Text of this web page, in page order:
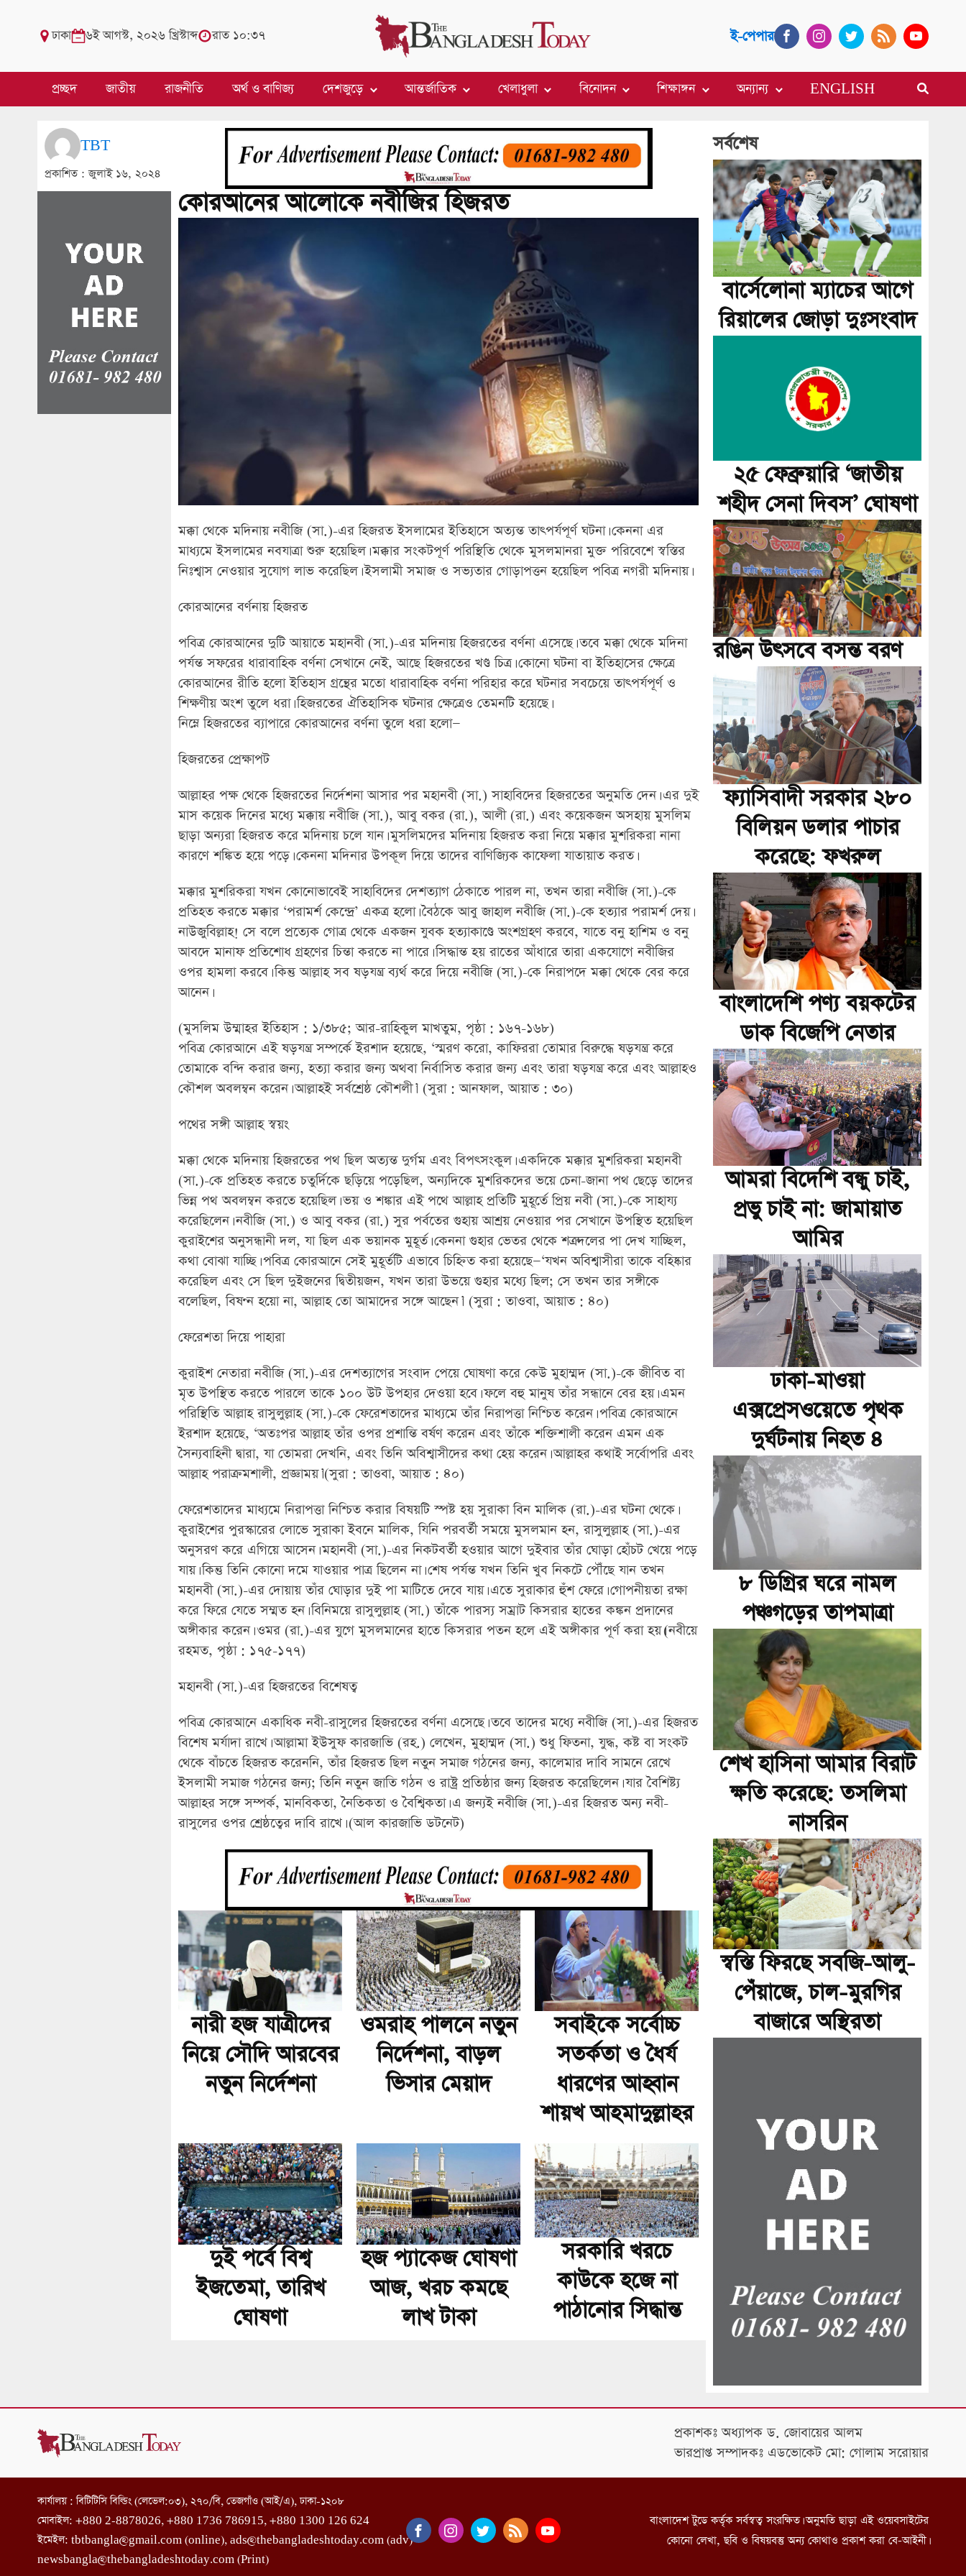
ঢাকা ৬ই আগস্ট, ২০২৬ খ্রিস্টাব্দ রাত ১০:৩৭ ই-পেপার
প্রচ্ছদ জাতীয় রাজনীতি অর্থ ও বাণিজ্য দেশজুড়ে আন্তর্জাতিক খেলাধুলা বিনোদন শিক্ষাঙ্গন অন্যান্য ENGLISH
TBT
প্রকাশিত :জুলাই ১৬, ২০২৪
কোরআনের আলোকে নবীজির হিজরত
মক্কা থেকে মদিনায় নবীজি (সা.)-এর হিজরত ইসলামের ইতিহাসে অত্যন্ত তাৎপর্যপূর্ণ ঘটনা। কেননা এর
মাধ্যমে ইসলামের নবযাত্রা শুরু হয়েছিল। মক্কার সংকটপূর্ণ পরিস্থিতি থেকে মুসলমানরা মুক্ত পরিবেশে স্বস্তির
নিঃশ্বাস নেওয়ার সুযোগ লাভ করেছিল। ইসলামী সমাজ ও সভ্যতার গোড়াপত্তন হয়েছিল পবিত্র নগরী মদিনায়।
কোরআনের বর্ণনায় হিজরত
পবিত্র কোরআনের দুটি আয়াতে মহানবী (সা.)-এর মদিনায় হিজরতের বর্ণনা এসেছে। তবে মক্কা থেকে মদিনা
পর্যন্ত সফরের ধারাবাহিক বর্ণনা সেখানে নেই, আছে হিজরতের খণ্ড চিত্র। কোনো ঘটনা বা ইতিহাসের ক্ষেত্রে
কোরআনের রীতি হলো ইতিহাস গ্রন্থের মতো ধারাবাহিক বর্ণনা পরিহার করে ঘটনার সবচেয়ে তাৎপর্যপূর্ণ ও
শিক্ষণীয় অংশ তুলে ধরা। হিজরতের ঐতিহাসিক ঘটনার ক্ষেত্রেও তেমনটি হয়েছে।
নিম্নে হিজরতের ব্যাপারে কোরআনের বর্ণনা তুলে ধরা হলো—
হিজরতের প্রেক্ষাপট
আল্লাহর পক্ষ থেকে হিজরতের নির্দেশনা আসার পর মহানবী (সা.) সাহাবিদের হিজরতের অনুমতি দেন। এর দুই
মাস কয়েক দিনের মধ্যে মক্কায় নবীজি (সা.), আবু বকর (রা.), আলী (রা.) এবং কয়েকজন অসহায় মুসলিম
ছাড়া অন্যরা হিজরত করে মদিনায় চলে যান। মুসলিমদের মদিনায় হিজরত করা নিয়ে মক্কার মুশরিকরা নানা
কারণে শঙ্কিত হয়ে পড়ে। কেননা মদিনার উপকূল দিয়ে তাদের বাণিজ্যিক কাফেলা যাতায়াত করত।
মক্কার মুশরিকরা যখন কোনোভাবেই সাহাবিদের দেশত্যাগ ঠেকাতে পারল না, তখন তারা নবীজি (সা.)-কে
প্রতিহত করতে মক্কার ‘পরামর্শ কেন্দ্রে’ একত্র হলো। বৈঠকে আবু জাহাল নবীজি (সা.)-কে হত্যার পরামর্শ দেয়।
নাউজুবিল্লাহ! সে বলে প্রত্যেক গোত্র থেকে একজন যুবক হত্যাকাণ্ডে অংশগ্রহণ করবে, যাতে বনু হাশিম ও বনু
আবদে মানাফ প্রতিশোধ গ্রহণের চিন্তা করতে না পারে। সিদ্ধান্ত হয় রাতের আঁধারে তারা একযোগে নবীজির
ওপর হামলা করবে। কিন্তু আল্লাহ সব ষড়যন্ত্র ব্যর্থ করে দিয়ে নবীজি (সা.)-কে নিরাপদে মক্কা থেকে বের করে
আনেন।
(মুসলিম উম্মাহর ইতিহাস : ১/৩৮৫; আর-রাহিকুল মাখতুম, পৃষ্ঠা : ১৬৭-১৬৮)
পবিত্র কোরআনে এই ষড়যন্ত্র সম্পর্কে ইরশাদ হয়েছে, ‘স্মরণ করো, কাফিররা তোমার বিরুদ্ধে ষড়যন্ত্র করে
তোমাকে বন্দি করার জন্য, হত্যা করার জন্য অথবা নির্বাসিত করার জন্য এবং তারা ষড়যন্ত্র করে এবং আল্লাহও
কৌশল অবলম্বন করেন। আল্লাহই সর্বশ্রেষ্ঠ কৌশলী।’ (সুরা : আনফাল, আয়াত : ৩০)
পথের সঙ্গী আল্লাহ স্বয়ং
মক্কা থেকে মদিনায় হিজরতের পথ ছিল অত্যন্ত দুর্গম এবং বিপত্সংকুল। একদিকে মক্কার মুশরিকরা মহানবী
(সা.)-কে প্রতিহত করতে চতুর্দিকে ছড়িয়ে পড়েছিল, অন্যদিকে মুশরিকদের ভয়ে চেনা-জানা পথ ছেড়ে তাদের
ভিন্ন পথ অবলম্বন করতে হয়েছিল। ভয় ও শঙ্কার এই পথে আল্লাহ প্রতিটি মুহূর্তে প্রিয় নবী (সা.)-কে সাহায্য
করেছিলেন। নবীজি (সা.) ও আবু বকর (রা.) সুর পর্বতের গুহায় আশ্রয় নেওয়ার পর সেখানে উপস্থিত হয়েছিল
কুরাইশের অনুসন্ধানী দল, যা ছিল এক ভয়ানক মুহূর্ত। কেননা গুহার ভেতর থেকে শত্রুদলের পা দেখ যাচ্ছিল,
কথা বোঝা যাচ্ছি। পবিত্র কোরআনে সেই মুহূর্তটি এভাবে চিহ্নিত করা হয়েছে—‘যখন অবিশ্বাসীরা তাকে বহিষ্কার
করেছিল এবং সে ছিল দুইজনের দ্বিতীয়জন, যখন তারা উভয়ে গুহার মধ্যে ছিল; সে তখন তার সঙ্গীকে
বলেছিল, বিষণ্ন হয়ো না, আল্লাহ তো আমাদের সঙ্গে আছেন।’ (সুরা : তাওবা, আয়াত : ৪০)
ফেরেশতা দিয়ে পাহারা
কুরাইশ নেতারা নবীজি (সা.)-এর দেশত্যাগের সংবাদ পেয়ে ঘোষণা করে কেউ মুহাম্মদ (সা.)-কে জীবিত বা
মৃত উপস্থিত করতে পারলে তাকে ১০০ উট উপহার দেওয়া হবে। ফলে বহু মানুষ তাঁর সন্ধানে বের হয়। এমন
পরিস্থিতি আল্লাহ রাসুলুল্লাহ (সা.)-কে ফেরেশতাদের মাধ্যমে তাঁর নিরাপত্তা নিশ্চিত করেন। পবিত্র কোরআনে
ইরশাদ হয়েছে, ‘অতঃপর আল্লাহ তাঁর ওপর প্রশান্তি বর্ষণ করেন এবং তাঁকে শক্তিশালী করেন এমন এক
সৈন্যবাহিনী দ্বারা, যা তোমরা দেখনি, এবং তিনি অবিশ্বাসীদের কথা হেয় করেন। আল্লাহর কথাই সর্বোপরি এবং
আল্লাহ পরাক্রমশালী, প্রজ্ঞাময়।’(সুরা : তাওবা, আয়াত : ৪০)
ফেরেশতাদের মাধ্যমে নিরাপত্তা নিশ্চিত করার বিষয়টি স্পষ্ট হয় সুরাকা বিন মালিক (রা.)-এর ঘটনা থেকে।
কুরাইশের পুরস্কারের লোভে সুরাকা ইবনে মালিক, যিনি পরবর্তী সময়ে মুসলমান হন, রাসুলুল্লাহ (সা.)-এর
অনুসরণ করে এগিয়ে আসেন। মহানবী (সা.)-এর নিকটবর্তী হওয়ার আগে দুইবার তাঁর ঘোড়া হোঁচট খেয়ে পড়ে
যায়। কিন্তু তিনি কোনো দমে যাওয়ার পাত্র ছিলেন না। শেষ পর্যন্ত যখন তিনি খুব নিকটে পৌঁছে যান তখন
মহানবী (সা.)-এর দোয়ায় তাঁর ঘোড়ার দুই পা মাটিতে দেবে যায়। এতে সুরাকার হুঁশ ফেরে। গোপনীয়তা রক্ষা
করে ফিরে যেতে সম্মত হন। বিনিময়ে রাসুলুল্লাহ (সা.) তাঁকে পারস্য সম্রাট কিসরার হাতের কঙ্কন প্রদানের
অঙ্গীকার করেন। ওমর (রা.)-এর যুগে মুসলমানের হাতে কিসরার পতন হলে এই অঙ্গীকার পূর্ণ করা হয়।(নবীয়ে
রহমত, পৃষ্ঠা : ১৭৫-১৭৭)
মহানবী (সা.)-এর হিজরতের বিশেষত্ব
পবিত্র কোরআনে একাধিক নবী-রাসুলের হিজরতের বর্ণনা এসেছে। তবে তাদের মধ্যে নবীজি (সা.)-এর হিজরত
বিশেষ মর্যাদা রাখে। আল্লামা ইউসুফ কারজাভি (রহ.) লেখেন, মুহাম্মদ (সা.) শুধু ফিতনা, যুদ্ধ, কষ্ট বা সংকট
থেকে বাঁচতে হিজরত করেননি, তাঁর হিজরত ছিল নতুন সমাজ গঠনের জন্য, কালেমার দাবি সামনে রেখে
ইসলামী সমাজ গঠনের জন্য; তিনি নতুন জাতি গঠন ও রাষ্ট্র প্রতিষ্ঠার জন্য হিজরত করেছিলেন। যার বৈশিষ্ট্য
আল্লাহর সঙ্গে সম্পর্ক, মানবিকতা, নৈতিকতা ও বৈশ্বিকতা। এ জন্যই নবীজি (সা.)-এর হিজরত অন্য নবী-
রাসুলের ওপর শ্রেষ্ঠত্বের দাবি রাখে। (আল কারজাভি ডটনেট)
নারী হজ যাত্রীদের
নিয়ে সৌদি আরবের
নতুন নির্দেশনা
ওমরাহ পালনে নতুন
নির্দেশনা, বাড়ল
ভিসার মেয়াদ
সবাইকে সর্বোচ্চ
সতর্কতা ও ধৈর্য
ধারণের আহ্বান
শায়খ আহমাদুল্লাহর
দুই পর্বে বিশ্ব
ইজতেমা, তারিখ
ঘোষণা
হজ প্যাকেজ ঘোষণা
আজ, খরচ কমছে
লাখ টাকা
সরকারি খরচে
কাউকে হজে না
পাঠানোর সিদ্ধান্ত
সর্বশেষ
বার্সেলোনা ম্যাচের আগে
রিয়ালের জোড়া দুঃসংবাদ
২৫ ফেব্রুয়ারি ‘জাতীয়
শহীদ সেনা দিবস’ ঘোষণা
রঙিন উৎসবে বসন্ত বরণ
ফ্যাসিবাদী সরকার ২৮০
বিলিয়ন ডলার পাচার
করেছে: ফখরুল
বাংলাদেশি পণ্য বয়কটের
ডাক বিজেপি নেতার
আমরা বিদেশি বন্ধু চাই,
প্রভু চাই না: জামায়াত
আমির
ঢাকা-মাওয়া
এক্সপ্রেসওয়েতে পৃথক
দুর্ঘটনায় নিহত ৪
৮ ডিগ্রির ঘরে নামল
পঞ্চগড়ের তাপমাত্রা
শেখ হাসিনা আমার বিরাট
ক্ষতি করেছে: তসলিমা
নাসরিন
স্বস্তি ফিরছে সবজি-আলু-
পেঁয়াজে, চাল-মুরগির
বাজারে অস্থিরতা
প্রকাশকঃ অধ্যাপক ড. জোবায়ের আলম
ভারপ্রাপ্ত সম্পাদকঃ এডভোকেট মো: গোলাম সরোয়ার
কার্যালয় : বিটিটিসি বিল্ডিং (লেভেল:০৩), ২৭০/বি, তেজগাঁও (আই/এ), ঢাকা-১২০৮
মোবাইল: +880 2-8878026, +880 1736 786915, +880 1300 126 624
ইমেইল: tbtbangla@gmail.com (online), ads@thebangladeshtoday.com (adv)
newsbangla@thebangladeshtoday.com (Print)
বাংলাদেশ টুডে কর্তৃক সর্বস্বত্ব সংরক্ষিত। অনুমতি ছাড়া এই ওয়েবসাইটের
কোনো লেখা, ছবি ও বিষয়বস্তু অন্য কোথাও প্রকাশ করা বে-আইনী।